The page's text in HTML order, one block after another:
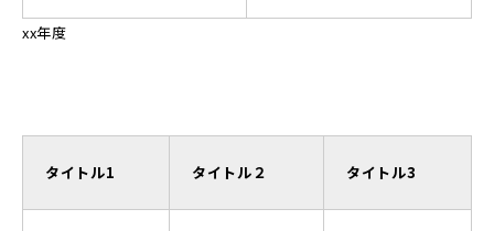
xx年度
タイトル1 タイトル２ タイトル3